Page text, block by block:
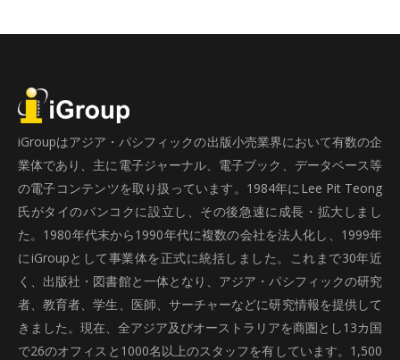
iGroupはアジア・パシフィックの出版小売業界において有数の企
業体であり、主に電子ジャーナル、電子ブック、データベース等
の電子コンテンツを取り扱っています。1984年にLee Pit Teong
氏がタイのバンコクに設立し、その後急速に成長・拡大しまし
た。1980年代末から1990年代に複数の会社を法人化し、1999年
にiGroupとして事業体を正式に統括しました。これまで30年近
く、出版社・図書館と一体となり、アジア・パシフィックの研究
者、教育者、学生、医師、サーチャーなどに研究情報を提供して
きました。現在、全アジア及びオーストラリアを商圏とし13カ国
で26のオフィスと1000名以上のスタッフを有しています。1,500